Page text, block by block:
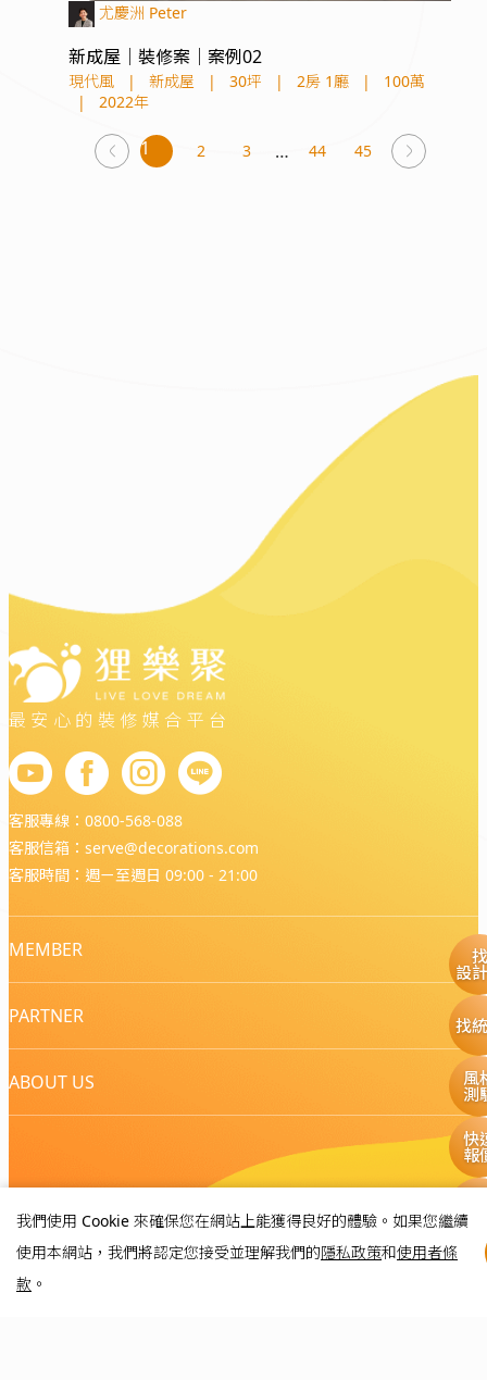
尤慶洲 Peter
新成屋｜裝修案｜案例02
現代風 | 新成屋 | 30坪 | 2房 1廳 |
100萬
|
2022年
You're
on
1 2 3 44 45 page
最安心的裝修媒合平台
客服專線： 0800-568-088
客服信箱： serve@decorations.com
客服時間：週ㄧ至週日 09:00 - 21:00
MEMBER
PARTNER
ABOUT US
找
設
找
風
測
快
報
我們使用 Cookie 來確保您在網站上能獲得良好的體驗。如果您繼續
使用本網站，我們將認定您接受並理解我們的隱私政策和使用者條
款 。